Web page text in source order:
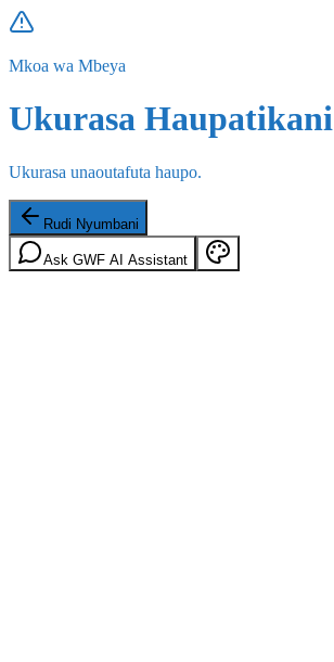
Mkoa wa Mbeya
Ukurasa Haupatikani
Ukurasa unaoutafuta haupo.
Rudi Nyumbani
Ask GWF AI Assistant